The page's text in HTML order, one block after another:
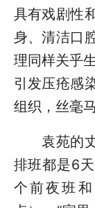
具有戏剧性
身、清洁口
理同样关乎
引发压疮感
组织，丝毫
袁苑的丈
排班都是6
个前夜班